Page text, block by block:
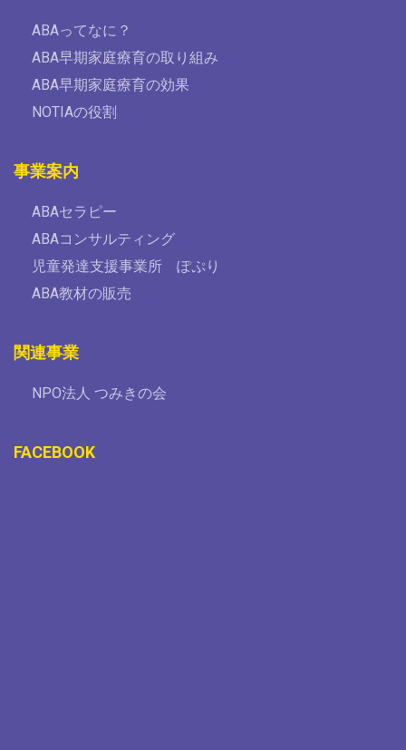
ABAってなに？
ABA早期家庭療育の取り組み
ABA早期家庭療育の効果
NOTIAの役割
事業案内
ABAセラピー
ABAコンサルティング
児童発達支援事業所 ぽぷり
ABA教材の販売
関連事業
NPO法人 つみきの会
FACEBOOK